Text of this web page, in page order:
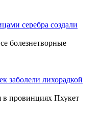
серебра создали
болезнетворные
заболели лихорадкой
в провинциях Пхукет